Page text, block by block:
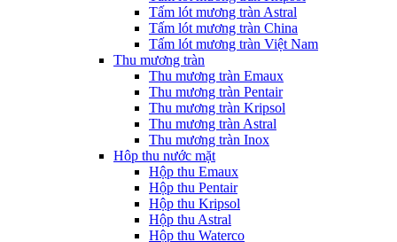
Tấm lót mương tràn Astral
Tấm lót mương tràn China
Tấm lót mương tràn Việt Nam
Thu mương tràn
Thu mương tràn Emaux
Thu mương tràn Pentair
Thu mương tràn Kripsol
Thu mương tràn Astral
Thu mương tràn Inox
Hôp thu nước mặt
Hộp thu Emaux
Hộp thu Pentair
Hộp thu Kripsol
Hộp thu Astral
Hộp thu Waterco